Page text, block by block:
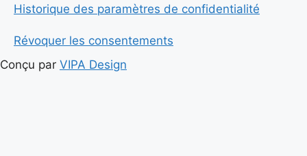
Historique des paramètres de confidentialité
Révoquer les consentements
Conçu par VIPA Design